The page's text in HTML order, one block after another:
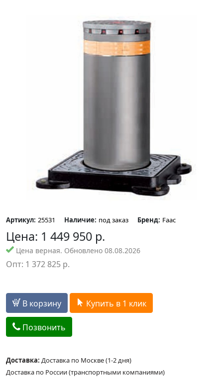
Артикул: 25531 Наличие: под заказ Бренд: Faac
Цена: 1 449 950 р.
Цена верная. Обновлено 08.08.2026
Опт: 1 372 825 р.
В корзину Купить в 1 клик
Позвонить
Доставка: Доставка по Москве (1-2 дня)
Доставка по России (транспортными компаниями)